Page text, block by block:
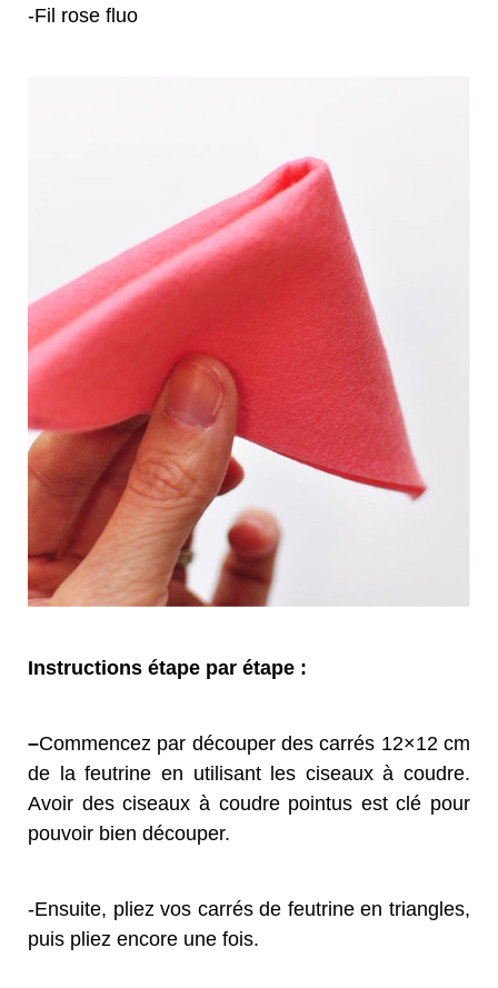
-Fil rose fluo
Instructions étape par étape :
–Commencez par découper des carrés 12×12 cm
de la feutrine en utilisant les ciseaux à coudre.
Avoir des ciseaux à coudre pointus est clé pour
pouvoir bien découper.
-Ensuite, pliez vos carrés de feutrine en triangles,
puis pliez encore une fois.